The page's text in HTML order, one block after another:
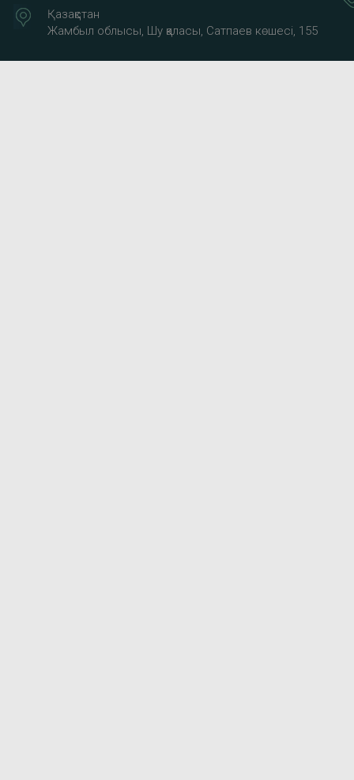
Қазақстан
Жамбыл облысы, Шу қаласы, Сатпаев көшесі, 155